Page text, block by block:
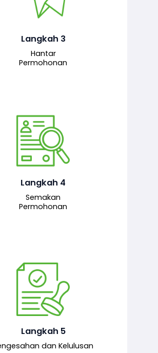
Langkah 3
Hantar
Permohonan
yang lengkap dihantar
proses semakan dan
bertanggungjawab.
Langkah 4
Semakan
Permohonan
penyemak menyemak
yang dikemukakan. Jika
maklumat adalah lengkap dan
pegawai pelulus untuk
tindakan seterusnya.
Langkah 5
dan Kelulusan
pelulus menilai permohonan
memberi pengesahan serta
akhir sekiranya semuanya
syarat ditetapkan.